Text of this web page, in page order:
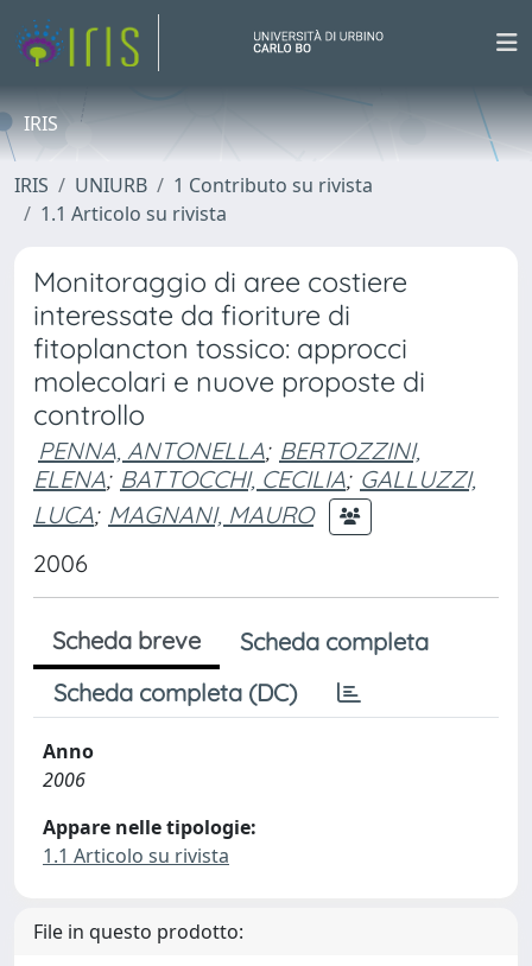
IRIS
IRIS UNIURB
1 Contributo su rivista
1.1 Articolo su rivista
Monitoraggio di aree costiere
interessate da fioriture di
fitoplancton tossico: approcci
molecolari e nuove proposte di
controllo
PENNA, ANTONELLA; BERTOZZINI,
ELENA; BATTOCCHI, CECILIA; GALLUZZI,
LUCA; MAGNANI, MAURO
2006
Scheda breve
Scheda completa
Scheda completa (DC)
Anno
2006
Appare nelle tipologie:
1.1 Articolo su rivista
File in questo prodotto: